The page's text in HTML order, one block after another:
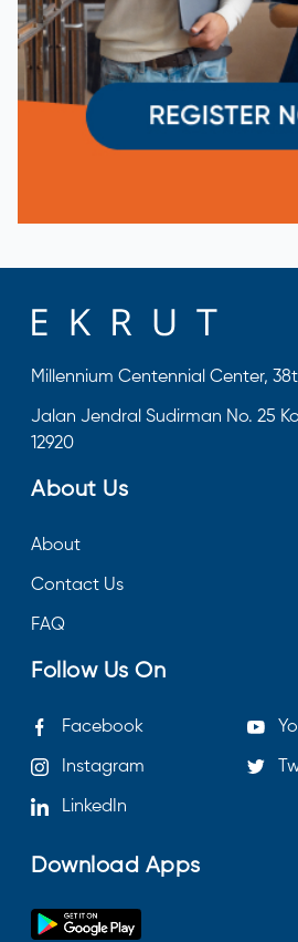
Millennium Centennial Center,
Jalan Jendral Sudirman No. 25
12920
About Us
About
Contact Us
FAQ
Follow Us On
Facebook
Instagram
LinkedIn
Download Apps